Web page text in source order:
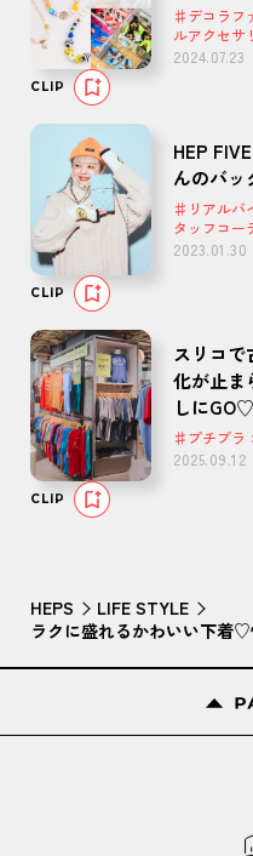
♯デコラフ
ルアクセ
2024.07.23
CLIP
HEP
んのバ
♯リアルバ
タッフコー
2023.01.30
CLIP
スリコで
化が止ま
しにGO♡
♯プチプラ
2025.09.12
CLIP
HEPS
LIFE STYLE
ラクに盛れるかわいい下着♡